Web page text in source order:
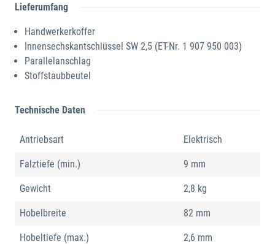
Lieferumfang
Handwerkerkoffer
Innensechskantschlüssel SW 2,5 (ET-Nr. 1 907 950 003)
Parallelanschlag
Stoffstaubbeutel
Technische Daten
Antriebsart Elektrisch
Falztiefe (min.) 9 mm
Gewicht 2,8 kg
Hobelbreite 82 mm
Hobeltiefe (max.) 2,6 mm